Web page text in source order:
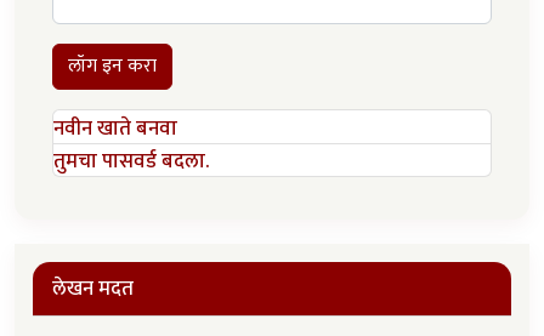
लॉग इन करा
नवीन खाते बनवा
तुमचा पासवर्ड बदला.
लेखन मदत